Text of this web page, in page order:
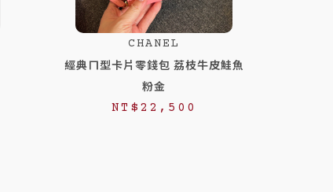
CHANEL
經典ㄇ型卡片零錢包 荔枝牛皮鮭魚
粉金
NT$ 22,500